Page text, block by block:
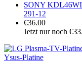
SONY
291-12
€36.00
Jetzt nur noch